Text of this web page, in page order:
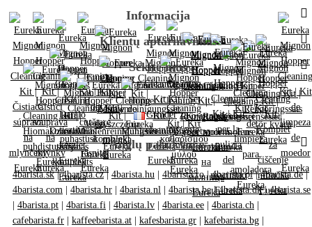
Informacija
Klientų aptarnavimas
Sekite mus
Anglų palaikymas
4barista.sk|4barista.cz| 4barista.hu 4barista.ro|4barista.pl|4barista.de|
4barista.com
4barista.hr 4barista.nl 4barista.be|4barista.dk|4barista.se
4barista.pt 4barista.fi 4barista.lv 4barista.ee 4barista.ch
cafebarista.fr
kaffeebarista.at kafesbarista.gr kafebarista.bg